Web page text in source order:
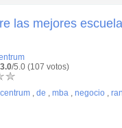
las mejores
/5.0 (107 votos)
centrum , de , mba , negocio ,